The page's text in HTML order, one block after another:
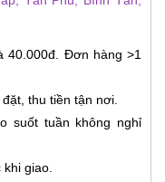
40.000đ. Đơn hàng >1
thu tiền tận nơi.
suốt tuần không nghỉ
giao.